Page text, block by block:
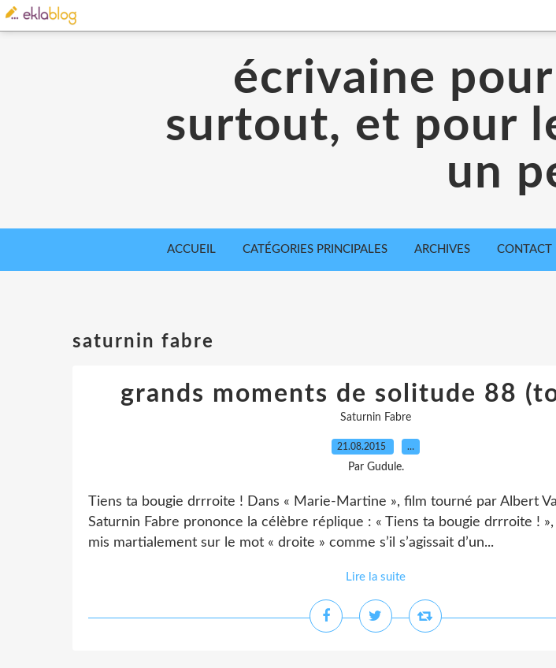
écrivaine
surtout, et pour
un
ACCUEIL CATÉGORIES PRINCIPALES ARCHIVES CONTACT
saturnin fabre
grands moments de solitude 88
Saturnin Fabre
21.08.2015 …
Par Gudule.
Tiens ta bougie drrroite ! Dans « Marie-Martine », film tourné par Albert
Saturnin Fabre prononce la célèbre réplique : « Tiens ta bougie drrroite ! »,
mis martialement sur le mot « droite » comme s’il s’agissait d’un...
Lire la suite